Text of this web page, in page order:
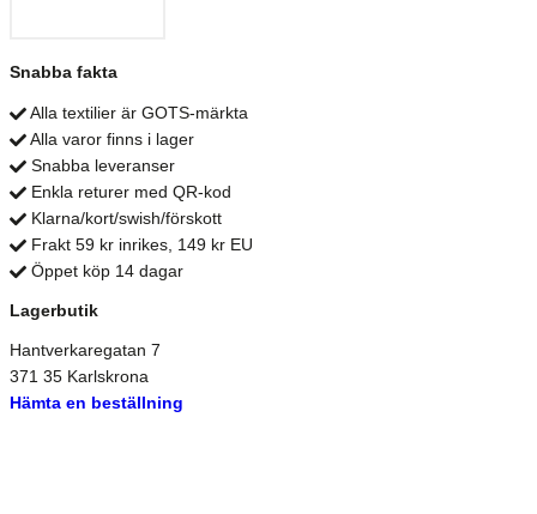
Snabba fakta
Alla textilier är GOTS-märkta
Alla varor finns i lager
Snabba leveranser
Enkla returer med QR-kod
Klarna/kort/swish/förskott
Frakt 59 kr inrikes, 149 kr EU
Öppet köp 14 dagar
Lagerbutik
Hantverkaregatan 7
371 35 Karlskrona
Hämta en beställning